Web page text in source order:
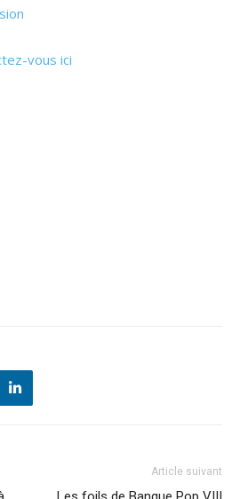
vous ici
Article suivant